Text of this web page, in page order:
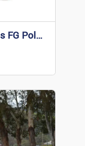
adidas F50 Elite Laceless FG Polar Victory 43 1/3